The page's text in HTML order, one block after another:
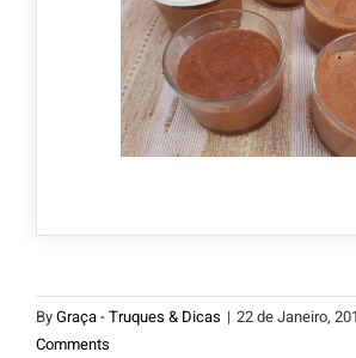
ByGraça - Truques & Dicas | 22 de Janeiro,
Comments